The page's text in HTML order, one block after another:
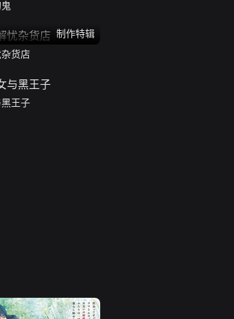
制作特辑
货店
王子